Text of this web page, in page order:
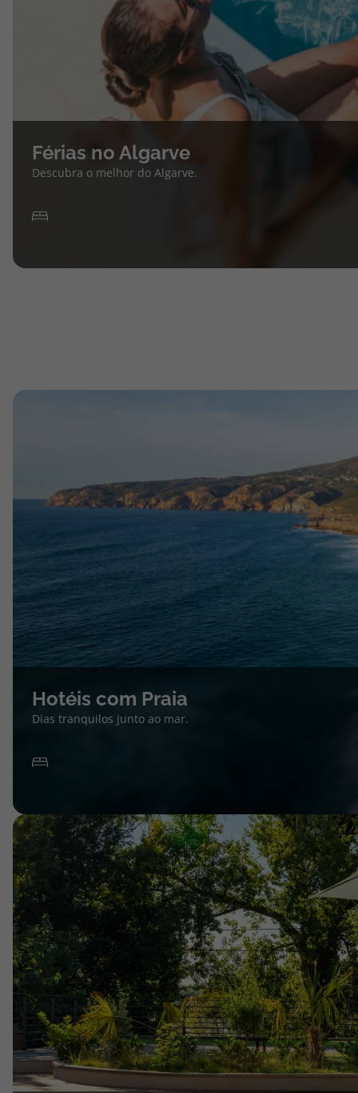
Férias no Algarve
Descubra o melhor do Algarve.
Hotéis com Praia
Dias tranquilos junto ao mar.